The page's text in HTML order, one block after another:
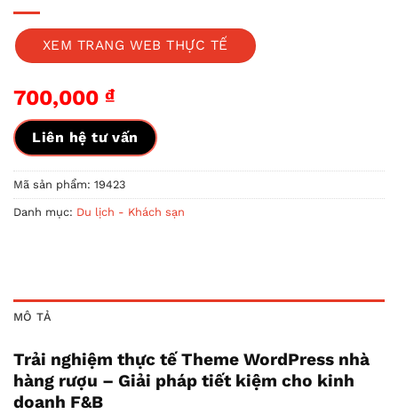
XEM TRANG WEB THỰC TẾ
700,000 ₫
Liên hệ tư vấn
Mã sản phẩm: 19423
Danh mục: Du lịch - Khách sạn
MÔ TẢ
Trải nghiệm thực tế Theme WordPress nhà
hàng rượu – Giải pháp tiết kiệm cho kinh
doanh F&B